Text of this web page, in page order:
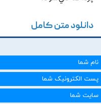
دانلود متن کامل